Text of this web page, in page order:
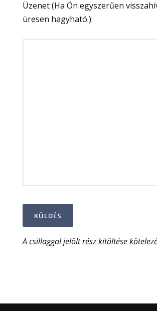
Üzenet (Ha Ön egyszerűen
üresen hagyható.):
A csillaggal jelölt rész kitöltése